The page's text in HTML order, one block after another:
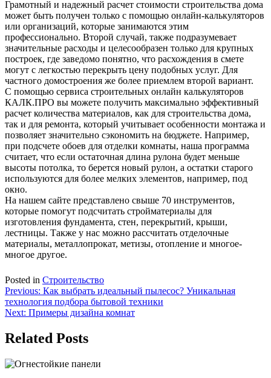
Грамотный и надежный расчет стоимости строительства дома
может быть получен только с помощью онлайн-калькуляторов
или организаций, которые занимаются этим
профессионально. Второй случай, также подразумевает
значительные расходы и целесообразен только для крупных
построек, где заведомо понятно, что расхождения в смете
могут с легкостью перекрыть цену подобных услуг. Для
частного домостроения же более приемлем второй вариант.
С помощью сервиса строительных онлайн калькуляторов
КАЛК.ПРО вы можете получить максимально эффективный
расчет количества материалов, как для строительства дома,
так и для ремонта, который учитывает особенности монтажа и
позволяет значительно сэкономить на бюджете. Например,
при подсчете обоев для отделки комнаты, наша программа
считает, что если остаточная длина рулона будет меньше
высоты потолка, то берется новый рулон, а остатки старого
используются для более мелких элементов, например, под
окно.
На нашем сайте представлено свыше 70 инструментов,
которые помогут подсчитать стройматериалы для
изготовления фундамента, стен, перекрытий, крыши,
лестницы. Также у нас можно рассчитать отделочные
материалы, металлопрокат, метизы, отопление и многое-
многое другое.
Posted in Строительство
Навигация
по
Previous: Как выбрать идеальный пылесос? Уникальная
технология подбора бытовой техники
Next: Примеры дизайна комнат
Related Posts